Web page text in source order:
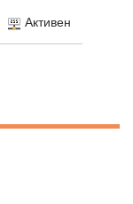
Активен